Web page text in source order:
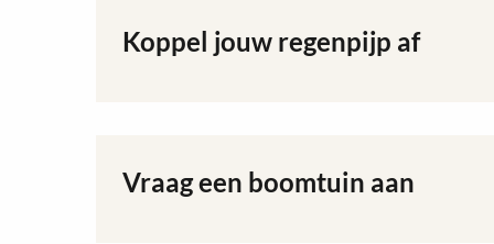
Koppel jouw regenpijp af
Lees
regenpijp
af
Vraag een boomtuin aan
Lees